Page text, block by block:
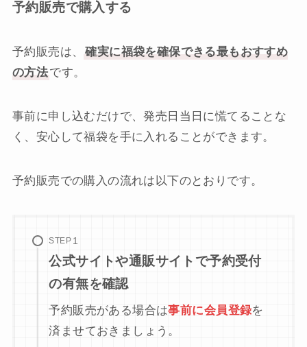
予約販売で購入する
予約販売は、
確実に福袋を確保できる最もおすすめ
の方法です。
事前に申し込むだけで、発売日当日に慌てることな
く、安心して福袋を手に入れることができます。
予約販売での購入の流れは以下のとおりです。
STEP
公式サイトや通販サイトで予約受付
の有無を確認
予約販売がある場合は事前に会員登録を
済ませておきましょう。